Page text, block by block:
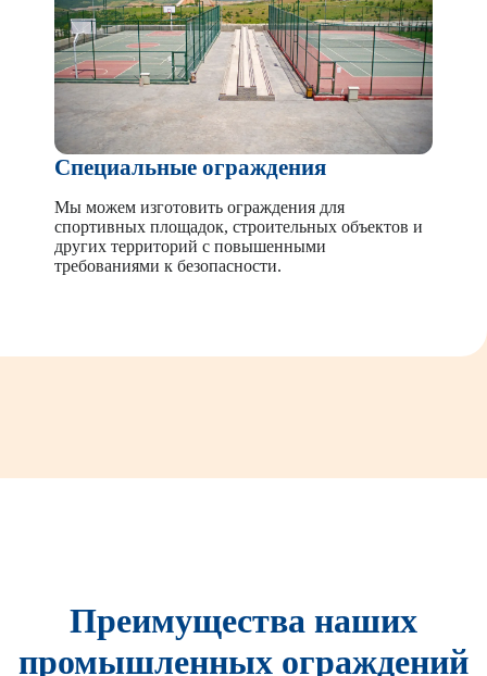
Специальные ограждения
Мы можем изготовить ограждения для
спортивных площадок, строительных объектов и
других территорий с повышенными
требованиями к безопасности.
Преимущества наших
промышленных ограждений